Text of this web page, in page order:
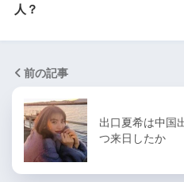
人？
前の記事
出口夏希は中国
つ来日したか